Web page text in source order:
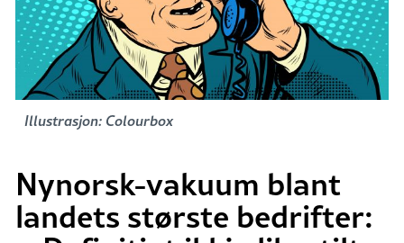
Illustrasjon: Colourbox
Nynorsk-vakuum blant
landets største bedrifter: